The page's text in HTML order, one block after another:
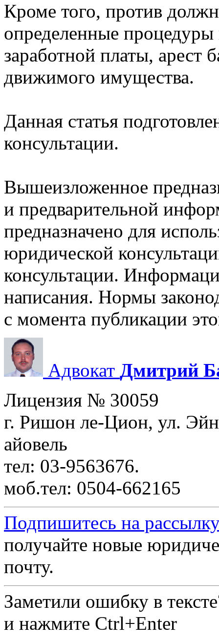
Кроме того, против
определенные процедуры
заработной платы, арест
движимого имущества.
Данная статья
консультации.
Вышеизложенное
и предварительной
предназначено для
юридической
консультации.
написания. Нормы
с момента публикации
Адвокат Дмитрий
Лицензия № 30059
г. Ришон ле-Цион, ул.
айовель
тел: 03-9563676.
моб.тел: 0504-662165
Подпишитесь на
получайте новые
почту.
Заметили ошибку в
и нажмите Ctrl+Enter